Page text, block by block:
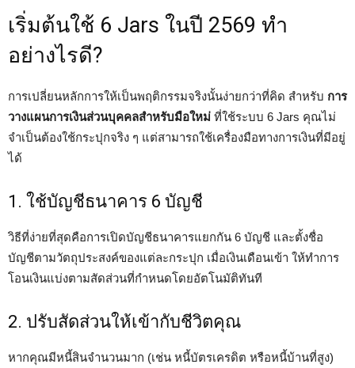
เริ่มต้นใช้ 6 Jars ในปี 2569 ทำ
อย่างไรดี?
การเปลี่ยนหลักการให้เป็นพฤติกรรมจริงนั้นง่ายกว่าที่คิด สำหรับ การ
วางแผนการเงินส่วนบุคคลสำหรับมือใหม่ ที่ใช้ระบบ 6 Jars คุณไม่
จำเป็นต้องใช้กระปุกจริง ๆ แต่สามารถใช้เครื่องมือทางการเงินที่มีอยู่
ได้
1. ใช้บัญชีธนาคาร 6 บัญชี
วิธีที่ง่ายที่สุดคือการเปิดบัญชีธนาคารแยกกัน 6 บัญชี และตั้งชื่อ
บัญชีตามวัตถุประสงค์ของแต่ละกระปุก เมื่อเงินเดือนเข้า ให้ทำการ
โอนเงินแบ่งตามสัดส่วนที่กำหนดโดยอัตโนมัติทันที
2. ปรับสัดส่วนให้เข้ากับชีวิตคุณ
หากคุณมีหนี้สินจำนวนมาก (เช่น หนี้บัตรเครดิต หรือหนี้บ้านที่สูง)